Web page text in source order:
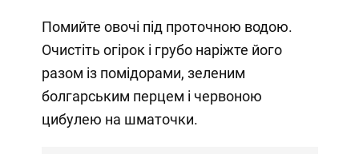
Помийте овочі під проточною водою.
Очистіть огірок і грубо наріжте його
разом із помідорами, зеленим
болгарським перцем і червоною
цибулею на шматочки.